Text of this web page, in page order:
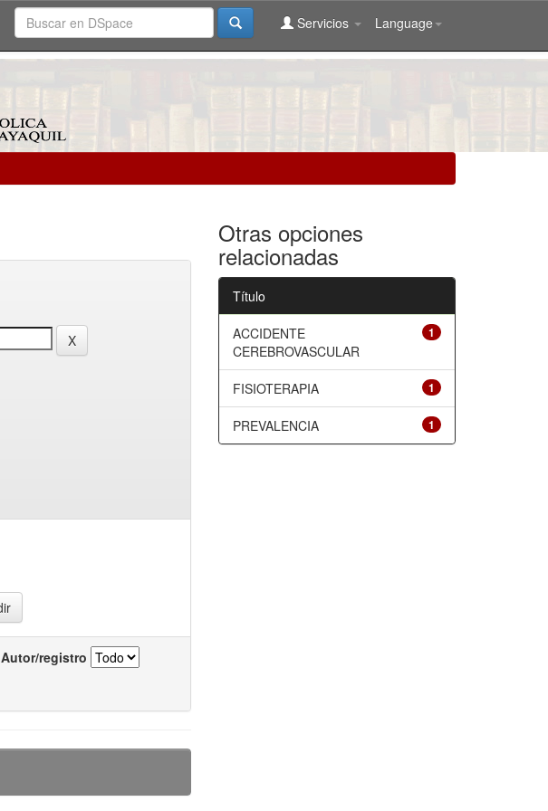
Language
Servicios
Autor/registro
Otras opciones
relacionadas
Título
1
ACCIDENTE
CEREBROVASCULAR
1
FISIOTERAPIA
1
PREVALENCIA